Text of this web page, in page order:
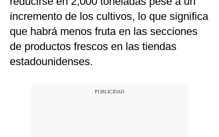
incremento de los cultivos, lo que significa
que habrá menos fruta en las secciones
de productos frescos en las tiendas
estadounidenses.